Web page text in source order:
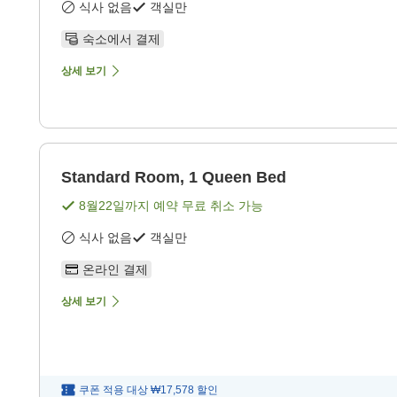
식사 없음 객실만
숙소에서 결제
상세 보기
Standard Room, 1 Queen Bed
8월22일까지 예약 무료 취소 가능
식사 없음 객실만
온라인 결제
상세 보기
쿠폰 적용 대상 ₩17,578 할인